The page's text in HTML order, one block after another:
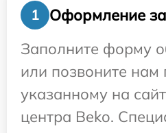
1
Оформление
Заполните форму
или позвоните нам
указанному на
центра Beko.